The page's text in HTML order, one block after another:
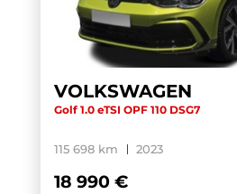
VOLKSWAGEN
Golf 1.0 eTSI OPF 110 DSG7
115 698 km 2023
18 990 €